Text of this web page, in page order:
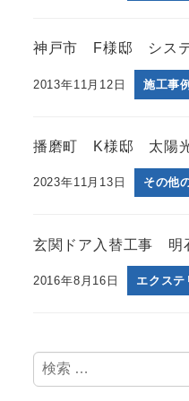
神戸市 F様邸 システ
2013年11月12日 施工事例
播磨町 K様邸 太陽光
2023年11月13日 その他
玄関ドア入替工事 明
2016年8月16日 エクステ
検
索